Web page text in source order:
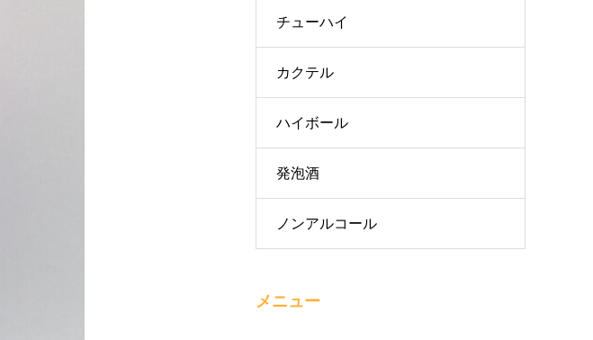
チューハイ
カクテル
ハイボール
発泡酒
ノンアルコール
メニュー